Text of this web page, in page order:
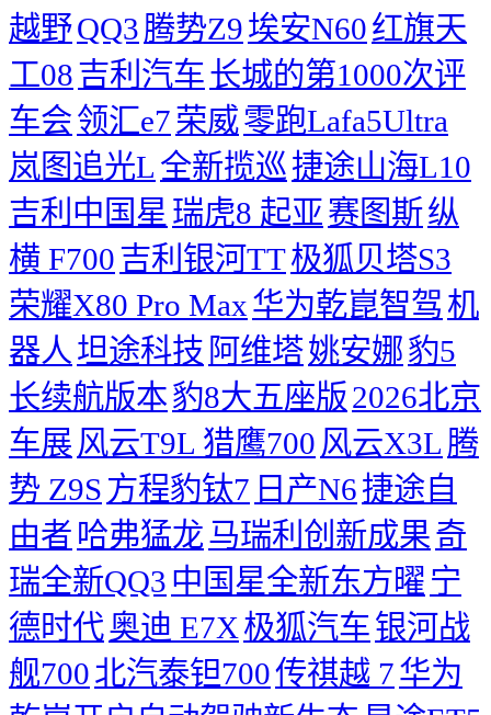
越野QQ3腾势Z9埃安N60红旗天
工08吉利汽车长城的第1000次评
车会领汇e7荣威零跑Lafa5Ultra
岚图追光L 全新揽巡捷途山海L10
吉利中国星 瑞虎8 起亚赛图斯纵
横 F700吉利银河TT极狐贝塔S3
荣耀X80 Pro Max华为乾崑智驾 机
器人 坦途科技 阿维塔姚安娜豹5
长续航版本豹8大五座版2026北京
车展 风云T9L 猎鹰700 风云X3L 腾
势 Z9S 方程豹钛7 日产N6捷途自
由者 哈弗猛龙马瑞利创新成果奇
瑞全新QQ3 中国星全新东方曜 宁
德时代奥迪 E7X极狐汽车银河战
舰700北汽泰钽700传祺越 7华为